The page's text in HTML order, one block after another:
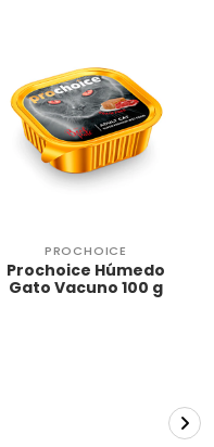
PROCHOICE
Prochoice Húmedo
Gato Vacuno 100 g